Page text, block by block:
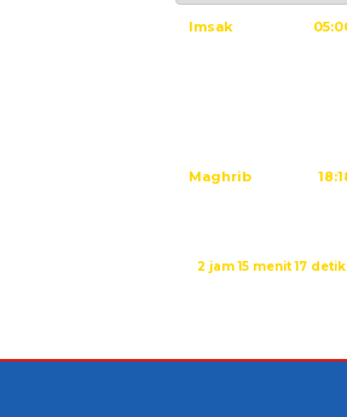
Imsak
Maghrib
2 jam 15 menit 16 detik